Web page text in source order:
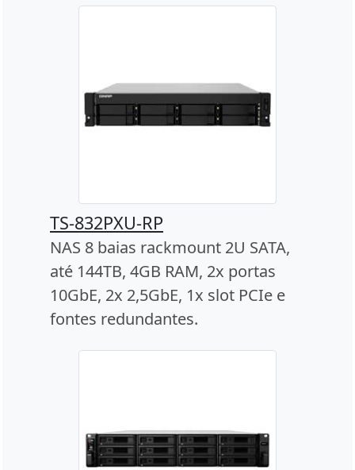
TS-832PXU-RP
NAS 8 baias rackmount 2U SATA,
até 144TB, 4GB RAM, 2x portas
10GbE, 2x 2,5GbE, 1x slot PCIe e
fontes redundantes.